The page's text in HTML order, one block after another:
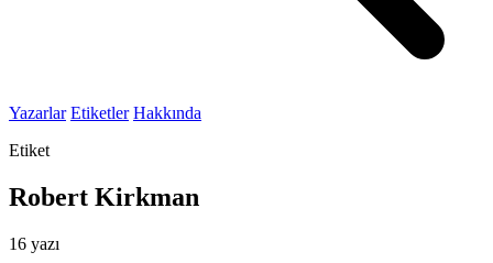
Yazarlar Etiketler Hakkında
Etiket
Robert Kirkman
16 yazı